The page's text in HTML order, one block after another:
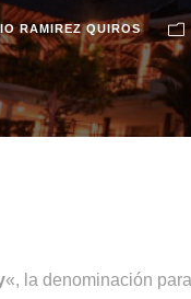
RAMIREZ QUIROS
«, la denominación